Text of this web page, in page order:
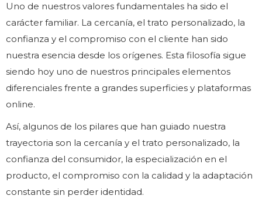
Uno de nuestros valores fundamentales ha sido el
carácter familiar. La cercanía, el trato personalizado, la
confianza y el compromiso con el cliente han sido
nuestra esencia desde los orígenes. Esta filosofía sigue
siendo hoy uno de nuestros principales elementos
diferenciales frente a grandes superficies y plataformas
online.
Así, algunos de los pilares que han guiado nuestra
trayectoria son la cercanía y el trato personalizado, la
confianza del consumidor, la especialización en el
producto, el compromiso con la calidad y la adaptación
constante sin perder identidad.